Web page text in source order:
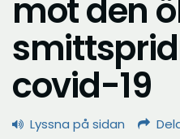
mot den
covid-19
Lyssna på sidan